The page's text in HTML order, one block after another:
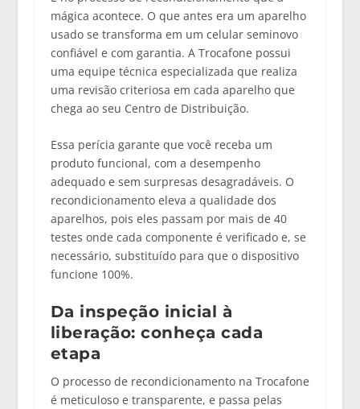
mágica acontece. O que antes era um aparelho
usado se transforma em um celular seminovo
confiável e com garantia. A Trocafone possui
uma equipe técnica especializada que realiza
uma revisão criteriosa em cada aparelho que
chega ao seu Centro de Distribuição.
Essa perícia garante que você receba um
produto funcional, com a desempenho
adequado e sem surpresas desagradáveis. O
recondicionamento eleva a qualidade dos
aparelhos, pois eles passam por mais de 40
testes onde cada componente é verificado e, se
necessário, substituídopara que o dispositivo
funcione 100%.
Da inspeção inicial à
liberação: conheça cada
etapa
O processo de recondicionamento na Trocafone
é meticuloso e transparente, e passa pelas